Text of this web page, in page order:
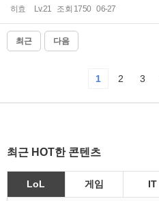
히효 Lv.21 조회 1750 06-27
최근 다음
1 2 3
최근 HOT한 콘텐츠
LoL 게임 IT